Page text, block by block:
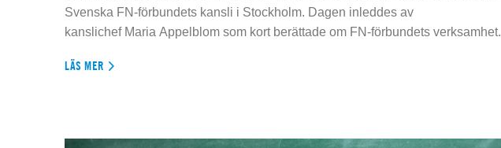
Svenska FN-förbundets kansli i Stockholm. Dagen inleddes av
kanslichef Maria Appelblom som kort berättade om FN-förbundets verksamhet.
LÄS MER